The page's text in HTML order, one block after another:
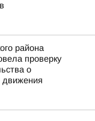
района
проверку
о
движения